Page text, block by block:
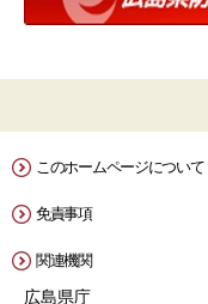
このホームページについて
免責事項
関連機関
広島県庁